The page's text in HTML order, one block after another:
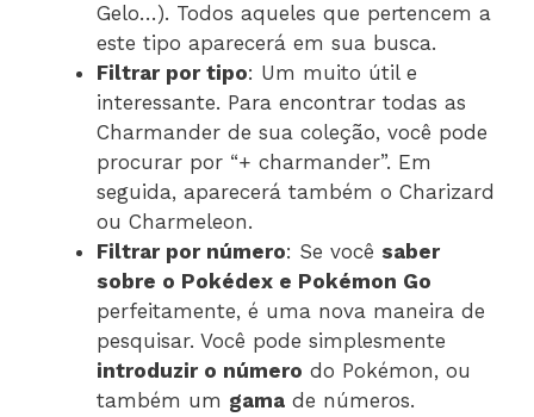
Gelo…). Todos aqueles que pertencem a
este tipo aparecerá em sua busca.
Filtrar por tipo: Um muito útil e
interessante. Para encontrar todas as
Charmander de sua coleção, você pode
procurar por “+ charmander”. Em
seguida, aparecerá também o Charizard
ou Charmeleon.
Filtrar por número: Se você saber
sobre o Pokédex e Pokémon Go
perfeitamente, é uma nova maneira de
pesquisar. Você pode simplesmente
introduzir o número do Pokémon, ou
também um gama de números.